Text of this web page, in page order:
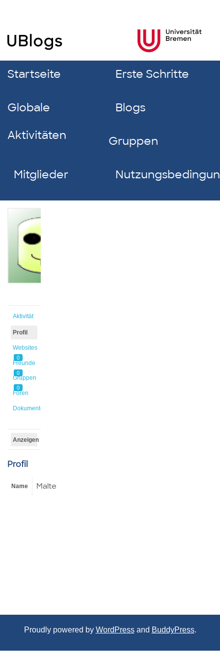
Startseite Erste Schritte
Globale
Aktivitäten
Blogs
Gruppen
Mitglieder
Aktivität
Profil
Websites
0
Freunde
0
Gruppen
0
Foren
Dokumente
Anzeigen
Profil
Name Malte
Proudly powered by WordPressand BuddyPress.